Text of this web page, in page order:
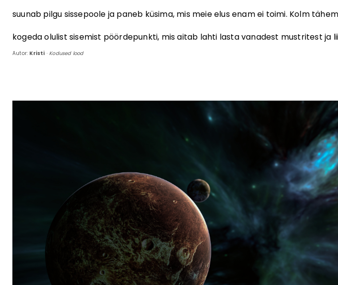
suunab pilgu sissepoole ja paneb küsima, mis meie elus enam ei toimi. Kolm
kogeda olulist sisemist pöördepunkti, mis aitab lahti lasta vanadest mustritest ja
Autor: Kristi · Kodused lood